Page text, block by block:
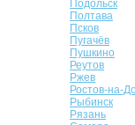
Подольск
Полтава
Псков
Пугачёв
Пушкино
Реутов
Ржев
Ростов-на-
Рыбинск
Рязань